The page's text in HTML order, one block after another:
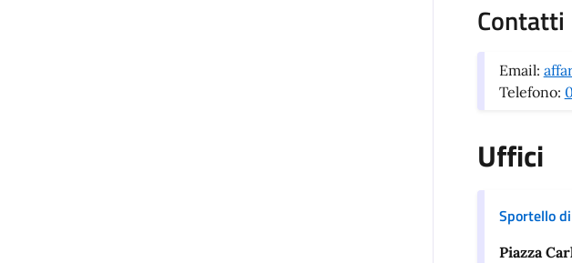
Contatti
Email:
Telefono:
Uffici
Sportello
Piazza